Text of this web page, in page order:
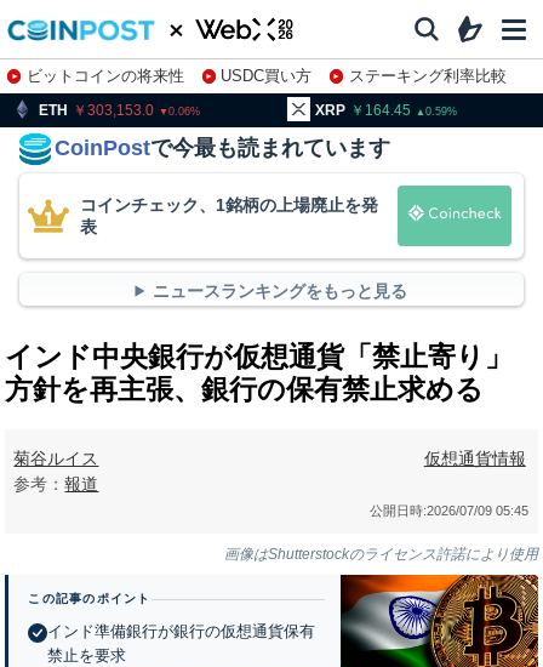
ビットコインの将来性 USDC買い方
ステーキング利率比較
株特集・関連銘柄
0.06 164.45 0.59
CoinPostで今最も読まれています
コインチェック、1銘柄の上場廃止を発
表
ニュースランキングをもっと見る
インド中央銀行が仮想通貨「禁止寄り」
方針を再主張、銀行の保有禁止求める
菊谷ルイス
参考：報道
仮想通貨情報
公開日時:2026/07/09 05:45
画像はShutterstockのライセンス許諾により使用
この記事のポイント
インド準備銀行が銀行の仮想通貨保有
禁止を要求